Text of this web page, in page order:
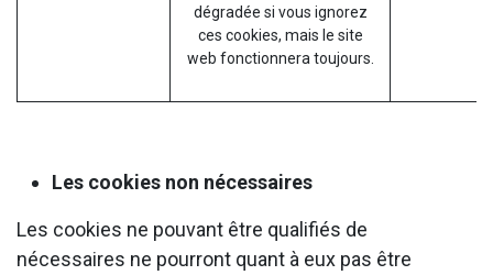
dégradée si vous ignorez
ces cookies, mais le site
web fonctionnera toujours.
Les cookies non nécessaires
Les cookies ne pouvant être qualifiés de
nécessaires ne pourront quant à eux pas être